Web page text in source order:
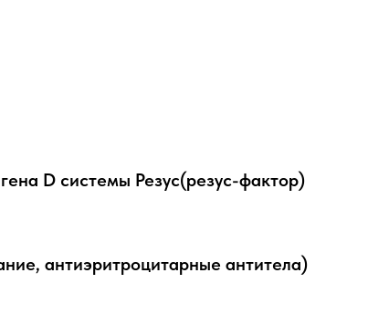
D системы Резус(резус-фактор)
антиэритроцитарные антитела)